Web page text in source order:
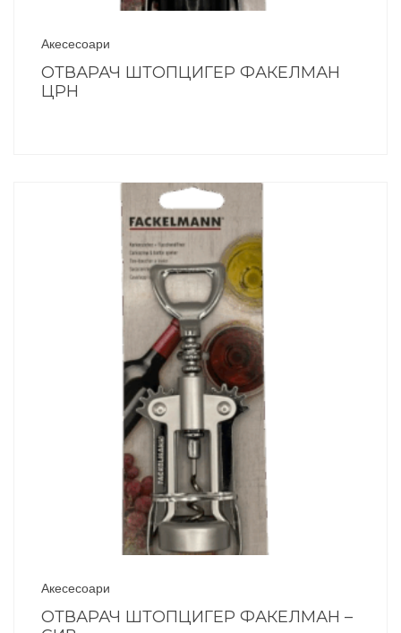
Акесесоари
ОТВАРАЧ ШТОПЦИГЕР ФАКЕЛМАН
ЦРН
Акесесоари
ОТВАРАЧ ШТОПЦИГЕР ФАКЕЛМАН –